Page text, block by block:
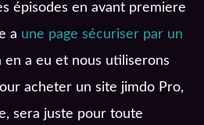
épisodes en avant premiere
a une page sécuriser par un
en a eu et nous utiliserons
acheter un site jimdo Pro,
sera juste pour toute